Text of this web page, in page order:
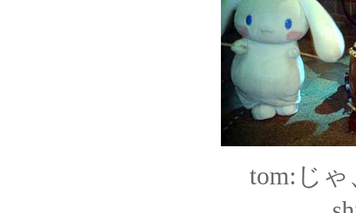
tom:じ